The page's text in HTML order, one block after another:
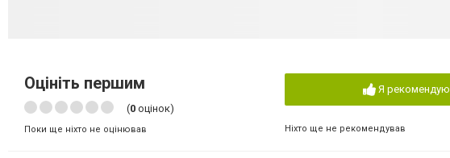
Оцініть першим
(0 оцінок)
Поки ще ніхто не оцінював
Я рекомендую
Ніхто ще не рекомендував